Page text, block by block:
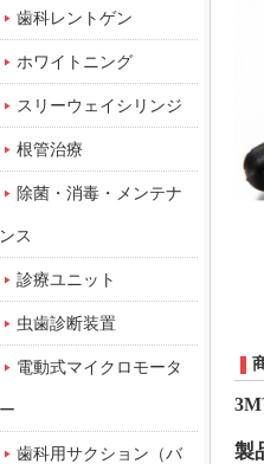
3M
製
歯科レントゲン
ホワイトニング
スリーウェイシリンジ
根管治療
除菌・消毒・メンテナ
ンス
診療ユニット
虫歯診断装置
電動式マイクロモータ
ー
歯科用サクション（バ